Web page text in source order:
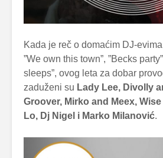
Kada je reč o domaćim DJ-
”We own this town”, ”Becks
sleeps”, ovog leta za dobar
zaduženi su Lady Lee, Divolly
Groover, Mirko and Meex,
Lo, Dj Nigel i Marko Milanović.